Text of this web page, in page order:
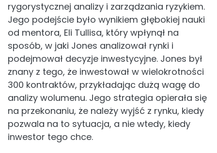
rygorystycznej analizy i zarządzania ryzykiem.
Jego podejście było wynikiem głębokiej nauki
od mentora, Eli Tullisa, który wpłynął na
sposób, w jaki Jones analizował rynki i
podejmował decyzje inwestycyjne. Jones był
znany z tego, że inwestował w wielokrotności
300 kontraktów, przykładając dużą wagę do
analizy wolumenu. Jego strategia opierała się
na przekonaniu, że należy wyjść z rynku, kiedy
pozwala na to sytuacja, a nie wtedy, kiedy
inwestor tego chce.